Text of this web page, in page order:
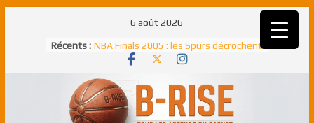
6 août 2026
Récents : NBA Finals 2005 : les Spurs décrochent
un troisième titre NBA, la rude bataille
NBA Finals 2021 : les Bucks et Giannis
Antetokounmpo triomphent, le Greek
Freek élu MVP